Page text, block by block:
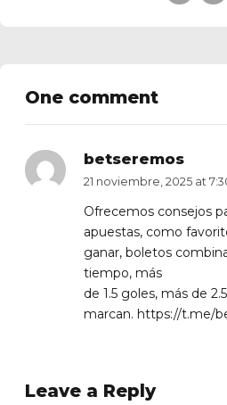
One comment
betseremos
21 noviembre, 2025 at
Ofrecemos consejos
apuestas, como
ganar, boletos
tiempo, más
de 1.5 goles, más de
marcan. https://t.me/
Leave a Reply